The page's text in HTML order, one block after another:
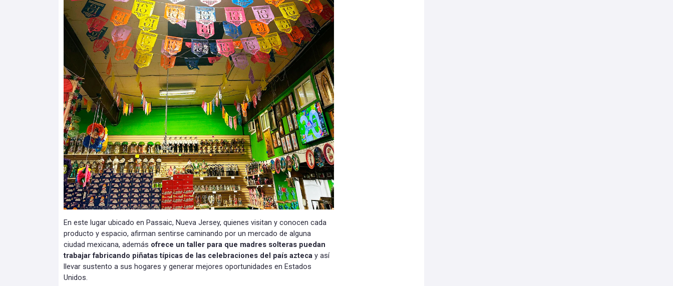
En este lugar ubicado en Passaic, Nueva Jersey, quienes visitan y conocen cada
producto y espacio, afirman sentirse caminando por un mercado de alguna
ciudad mexicana, además ofrece un taller para que madres solteras puedan
trabajar fabricando piñatas típicas de las celebraciones del país azteca y así
llevar sustento a sus hogares y generar mejores oportunidades en Estados
Unidos.